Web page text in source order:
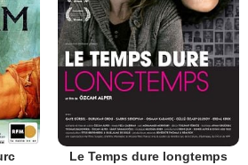
Le Temps dure longtemps